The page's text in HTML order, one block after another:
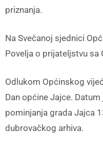
priznanja.
Na Svečanoj sjednici
Povelja o prijateljstvu sa
Odlukom Općinskog
Dan općine Jajce.
pominjanja grada Jajca
dubrovačkog arhiva.